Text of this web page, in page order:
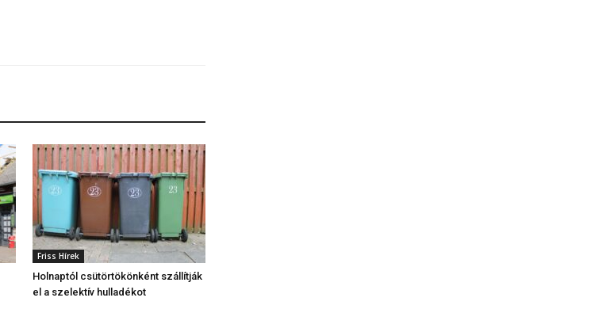
Friss Hírek
Holnaptól csütörtökönként szállítják
el a szelektív hulladékot